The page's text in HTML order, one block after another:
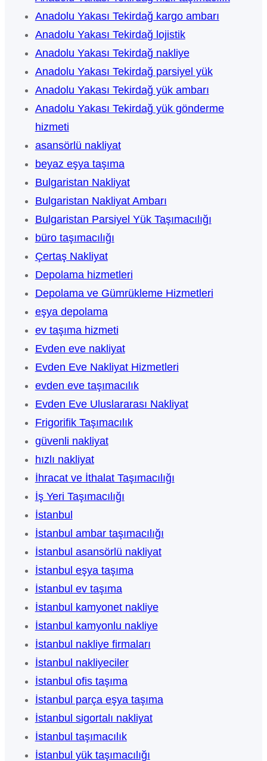
Anadolu Yakası Tekirdağ kargo ambarı
Anadolu Yakası Tekirdağ lojistik
Anadolu Yakası Tekirdağ nakliye
Anadolu Yakası Tekirdağ parsiyel yük
Anadolu Yakası Tekirdağ yük ambarı
Anadolu Yakası Tekirdağ yük gönderme
hizmeti
asansörlü nakliyat
beyaz eşya taşıma
Bulgaristan Nakliyat
Bulgaristan Nakliyat Ambarı
Bulgaristan Parsiyel Yük Taşımacılığı
büro taşımacılığı
Çertaş Nakliyat
Depolama hizmetleri
Depolama ve Gümrükleme Hizmetleri
eşya depolama
ev taşıma hizmeti
Evden eve nakliyat
Evden Eve Nakliyat Hizmetleri
evden eve taşımacılık
Evden Eve Uluslararası Nakliyat
Frigorifik Taşımacılık
güvenli nakliyat
hızlı nakliyat
İhracat ve İthalat Taşımacılığı
İş Yeri Taşımacılığı
İstanbul
İstanbul ambar taşımacılığı
İstanbul asansörlü nakliyat
İstanbul eşya taşıma
İstanbul ev taşıma
İstanbul kamyonet nakliye
İstanbul kamyonlu nakliye
İstanbul nakliye firmaları
İstanbul nakliyeciler
İstanbul ofis taşıma
İstanbul parça eşya taşıma
İstanbul sigortalı nakliyat
İstanbul taşımacılık
İstanbul yük taşımacılığı